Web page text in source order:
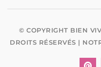
© COPYRIGHT BIEN
DROITS RÉSERVÉS |